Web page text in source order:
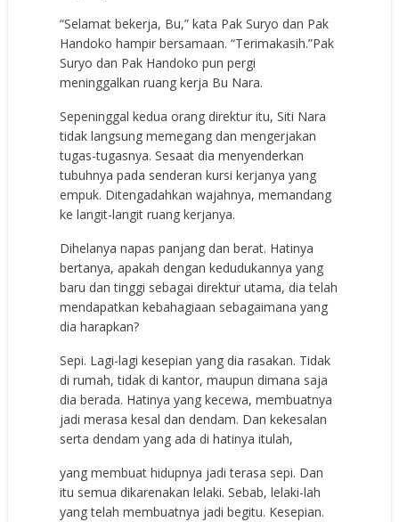
“Selamat bekerja, Bu,” kata Pak Suryo dan Pak
Handoko hampir bersamaan. “Terimakasih.”Pak
Suryo dan Pak Handoko pun pergi
meninggalkan ruang kerja Bu Nara.
Sepeninggal kedua orang direktur itu, Siti Nara
tidak langsung memegang dan mengerjakan
tugas-tugasnya. Sesaat dia menyenderkan
tubuhnya pada senderan kursi kerjanya yang
empuk. Ditengadahkan wajahnya, memandang
ke langit-langit ruang kerjanya.
Dihelanya napas panjang dan berat. Hatinya
bertanya, apakah dengan kedudukannya yang
baru dan tinggi sebagai direktur utama, dia telah
mendapatkan kebahagiaan sebagaimana yang
dia harapkan?
Sepi. Lagi-lagi kesepian yang dia rasakan. Tidak
di rumah, tidak di kantor, maupun dimana saja
dia berada. Hatinya yang kecewa, membuatnya
jadi merasa kesal dan dendam. Dan kekesalan
serta dendam yang ada di hatinya itulah,
yang membuat hidupnya jadi terasa sepi. Dan
itu semua dikarenakan lelaki. Sebab, lelaki-lah
yang telah membuatnya jadi begitu. Kesepian.